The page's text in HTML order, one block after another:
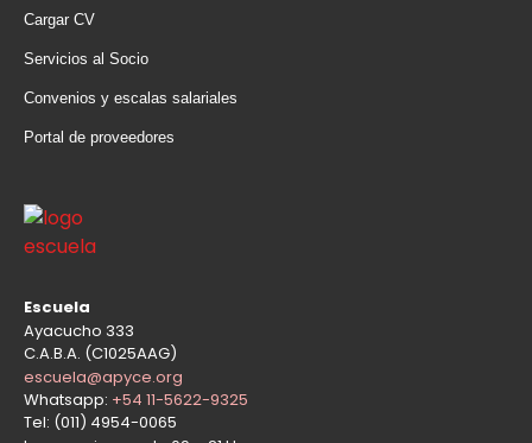
Cargar CV
Servicios al Socio
Convenios y escalas salariales
Portal de proveedores
Escuela
Ayacucho 333
C.A.B.A. (C1025AAG)
escuela@apyce.org
Whatsapp: +54 11-5622-9325
Tel: (011) 4954-0065